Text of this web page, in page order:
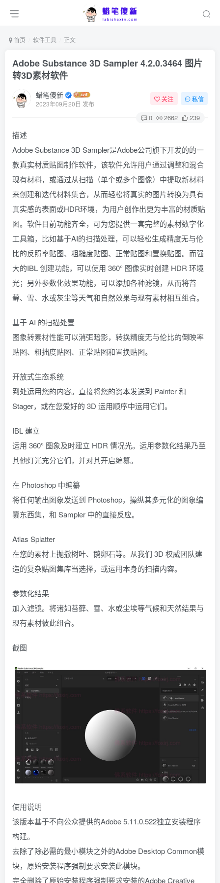
首页 软件工具 正文
Adobe Substance 3D Sampler 4.2.0.3464 图片
转3D素材软件
蜡笔傻新
2023年09月20日 发布
关注 私信
0 2662 239
描述
Adobe Substance 3D Sampler是Adobe公司旗下开发的的一
款真实材质贴图制作软件，该软件允许用户通过调整和混合
现有材料，或通过从扫描（单个或多个图像）中提取新材料
来创建和迭代材料集合，从而轻松将真实的图片转换为具有
真实感的表面或HDR环境，为用户创作出更为丰富的材质贴
图。软件目前功能齐全，可为您提供一套完整的素材数字化
工具箱，比如基于AI的扫描处理，可以轻松生成精度无与伦
比的反照率贴图、粗糙度贴图、正常贴图和置换贴图。而强
大的IBL 创建功能，可以使用 360° 图像实时创建 HDR 环境
光；另外参数化效果功能，可以添加各种滤镜，从而将苔
藓、雪、水或灰尘等天气和自然效果与现有素材相互组合。
基于 AI 的扫描处置
图象转素材性能可以消弭暗影，转换精度无与伦比的倒映率
贴图、粗拙度贴图、正常贴图和置换贴图。
开放式生态系统
到处运用您的内容。直接将您的资本发送到 Painter 和
Stager，或在您爱好的 3D 运用顺序中运用它们。
IBL 建立
运用 360° 图象及时建立 HDR 情况光。运用参数化结果乃至
其他灯光充分它们，并对其开启编纂。
在 Photoshop 中编纂
将任何输出图象发送到 Photoshop，操纵其多元化的图象编
纂东西集，和 Sampler 中的直接反应。
Atlas Splatter
在您的素材上抛撒树叶、鹅卵石等。从我们 3D 权威团队建
造的复杂贴图集库当选择，或运用本身的扫描内容。
参数化结果
加入滤镜。将诸如苔藓、雪、水或尘埃等气候和天然结果与
现有素材彼此组合。
截图
使用说明
该版本基于不向公众提供的Adobe 5.11.0.522独立安装程序
构建。
去除了除必需的最小模块之外的Adobe Desktop Common模
块，原始安装程序强制要求安装此模块。
完全删除了原始安装程序强制要求安装的Adobe Creative